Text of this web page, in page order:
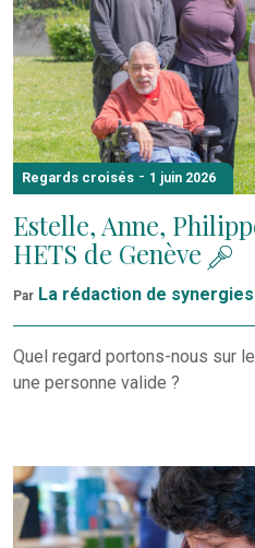
Regards croisés - 1 juin 2026
Estelle, Anne,
HETS de Genève
Par La rédaction de synergies
Quel regard portons-nous sur
une personne valide ?